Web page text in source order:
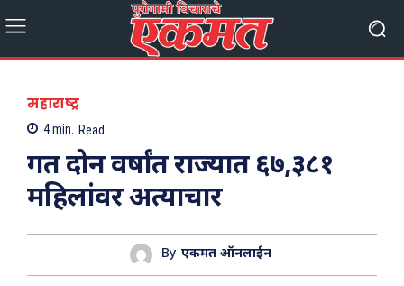
महाराष्ट्र
4min. Read
गत दोन वर्षांत राज्यात ६७,३८१
महिलांवर अत्याचार
By एकमत ऑनलाईन